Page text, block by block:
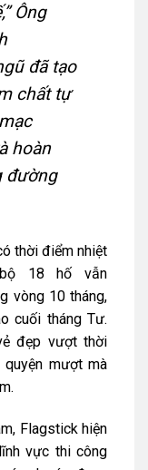
Ông
đã tạo
chất tự
hoàn
đường
thời điểm nhiệt
18 hố vẫn
vòng 10 tháng,
cuối tháng Tư.
đẹp vượt thời
mượt mà
Flagstick hiện
vực thi công